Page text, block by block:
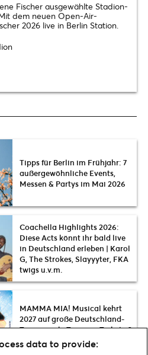
Fischer ausgewählte Stadion-
dem neuen Open-Air-
2026 live in Berlin Station.
Tipps für Berlin im Frühjahr: 7
außergewöhnliche Events,
Messen & Partys im Mai 2026
Coachella Highlights 2026:
Diese Acts könnt ihr bald live
in Deutschland erleben | Karol
G, The Strokes, Slayyyter, FKA
twigs u.v.m.
MAMMA MIA! Musical kehrt
2027 auf große Deutschland-
Tour zurück: Termine, Tickets &
Infos zum Vorverkauf
data to provide: